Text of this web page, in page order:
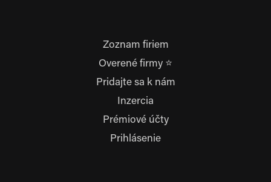
Zoznam firiem
Overené firmy ⭐
Pridajte sa k nám
Inzercia
Prémiové účty
Prihlásenie